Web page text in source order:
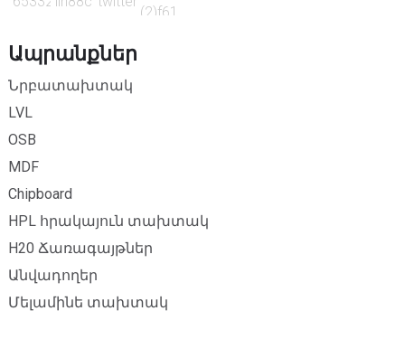
Ապրանքներ
Նրբատախտակ
LVL
OSB
MDF
Chipboard
HPL հրակայուն տախտակ
H20 Ճառագայթներ
Անվադողեր
Մելամինե տախտակ